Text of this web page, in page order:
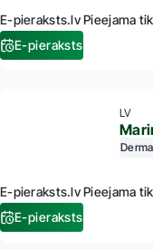
E-pieraksts.lv Pieejama
E-pieraksts
LV
E-pieraksts.lv Pieejama
E-pieraksts